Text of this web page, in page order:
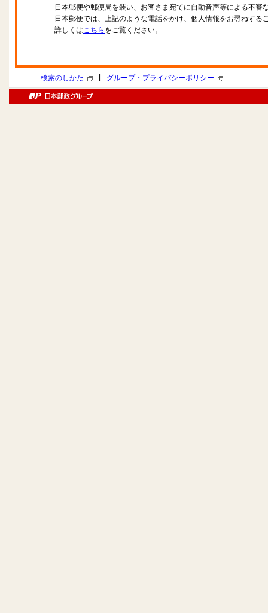
日本郵便や郵便局を装い、お客さま宛てに自動音声等による不審
日本郵便では、上記のような電話をかけ、個人情報をお尋ねする
詳しくはこちら をご覧ください。
検索のしかた グループ・プライバシーポリシー